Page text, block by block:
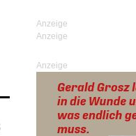
Anzeige